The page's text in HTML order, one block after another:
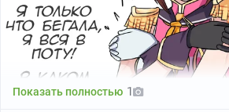
Показать полностью 1